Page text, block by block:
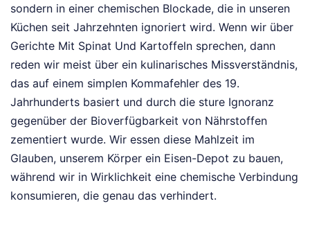
sondern in einer chemischen Blockade, die in unseren
Küchen seit Jahrzehnten ignoriert wird. Wenn wir über
Gerichte Mit Spinat Und Kartoffeln sprechen, dann
reden wir meist über ein kulinarisches Missverständnis,
das auf einem simplen Kommafehler des 19.
Jahrhunderts basiert und durch die sture Ignoranz
gegenüber der Bioverfügbarkeit von Nährstoffen
zementiert wurde. Wir essen diese Mahlzeit im
Glauben, unserem Körper ein Eisen-Depot zu bauen,
während wir in Wirklichkeit eine chemische Verbindung
konsumieren, die genau das verhindert.